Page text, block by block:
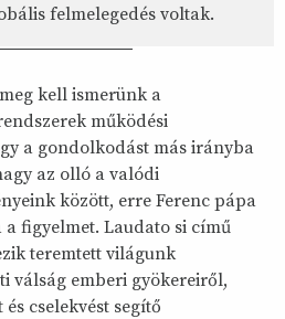
felmelegedés voltak.
kell ismerünk a
működési
a gondolkodást más irányba
az olló a valódi
között, erre Ferenc pápa
figyelmet. Laudato si című
teremtett világunk
válság emberi gyökereiről,
cselekvést segítő